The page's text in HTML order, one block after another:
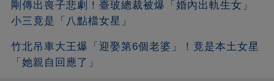
剛傳出喪子悲劇！臺玻總裁被爆「婚內出軌生女」
小三竟是「八點檔女星」
竹北吊車大王爆「迎娶第6個老婆」！竟是本土女星
「她親自回應了」